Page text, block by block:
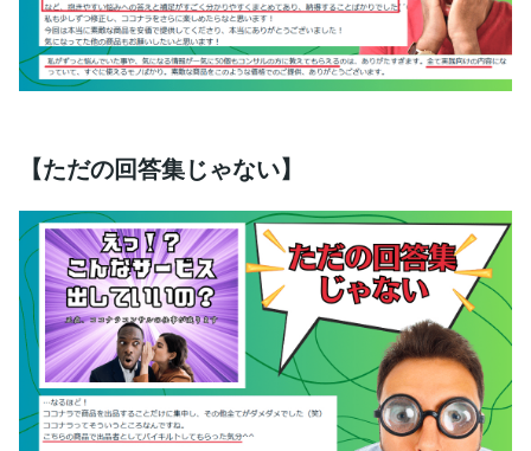
【ただの回答集じゃない】